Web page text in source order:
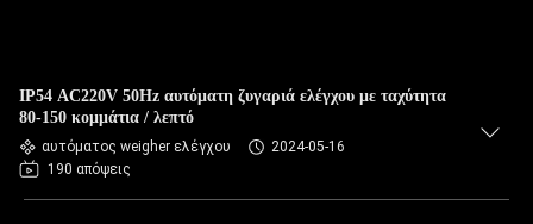
IP54 AC220V 50Hz αυτόματη ζυγαριά ελέγχου με ταχύτητα
80-150 κομμάτια / λεπτό
αυτόματος weigher ελέγχου
2024-05-16
190 απόψεις